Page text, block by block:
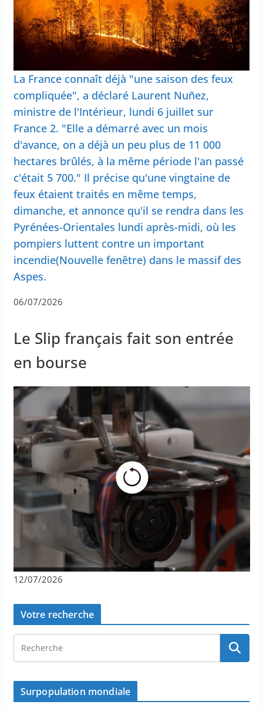
La France connaît déjà "une saison des feux
compliquée", a déclaré Laurent Nuñez,
ministre de l'Intérieur, lundi 6 juillet sur
France 2. "Elle a démarré avec un mois
d'avance, on a déjà un peu plus de 11 000
hectares brûlés, à la même période l'an passé
c'était 5 700." Il précise qu'une vingtaine de
feux étaient traités en même temps,
dimanche, et annonce qu'il se rendra dans les
Pyrénées-Orientales lundi après-midi, où les
pompiers luttent contre un important
incendie(Nouvelle fenêtre) dans le massif des
Aspes.
06/07/2026
Le Slip français fait son entrée
en bourse
12/07/2026
Votre recherche
Surpopulation mondiale